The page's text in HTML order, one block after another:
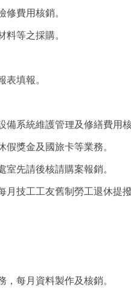
費用核銷。
等之採購。
填報。
系統維護管理及修繕費用核
獎金及國旅卡等業務。
先請後核請購案報銷。
技工工友舊制勞工退休提撥
每月資料製作及核銷。